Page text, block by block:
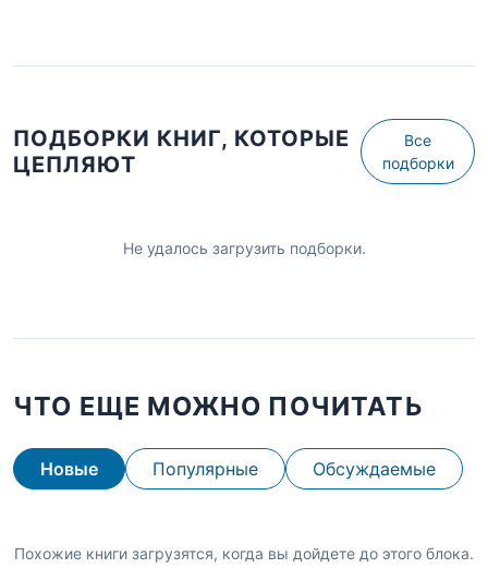
ПОДБОРКИ КНИГ, КОТОРЫЕ
ЦЕПЛЯЮТ
Все
подборки
Не удалось загрузить подборки.
ЧТО ЕЩЕ МОЖНО ПОЧИТАТЬ
Новые Популярные Обсуждаемые
Похожие книги загрузятся, когда вы дойдете до этого блока.